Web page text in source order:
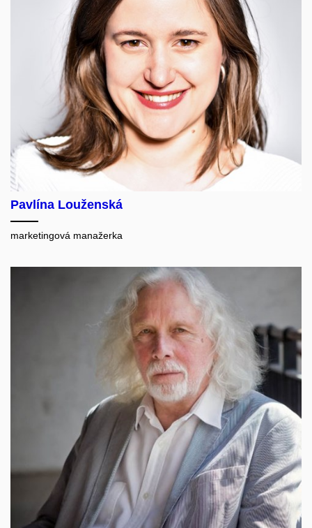
Pavlína Louženská
marketingová manažerka